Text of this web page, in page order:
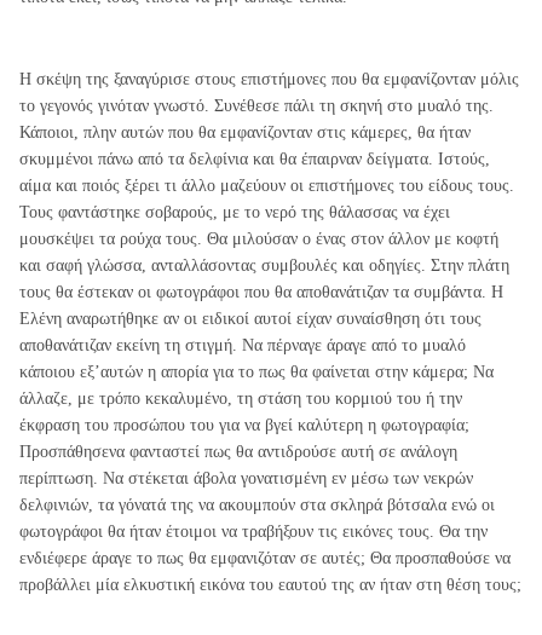
Η σκέψη της ξαναγύρισε στους επιστήμονες που θα εμφανίζονταν μόλις
το γεγονός γινόταν γνωστό. Συνέθεσε πάλι τη σκηνή στο μυαλό της.
Κάποιοι, πλην αυτών που θα εμφανίζονταν στις κάμερες, θα ήταν
σκυμμένοι πάνω από τα δελφίνια και θα έπαιρναν δείγματα. Ιστούς,
αίμα και ποιός ξέρει τι άλλο μαζεύουν οι επιστήμονες του είδους τους.
Τους φαντάστηκε σοβαρούς, με το νερό της θάλασσας να έχει
μουσκέψει τα ρούχα τους. Θα μιλούσαν ο ένας στον άλλον με κοφτή
και σαφή γλώσσα, ανταλλάσοντας συμβουλές και οδηγίες. Στην πλάτη
τους θα έστεκαν οι φωτογράφοι που θα αποθανάτιζαν τα συμβάντα. Η
Ελένη αναρωτήθηκε αν οι ειδικοί αυτοί είχαν συναίσθηση ότι τους
αποθανάτιζαν εκείνη τη στιγμή. Να πέρναγε άραγε από το μυαλό
κάποιου εξ’αυτών η απορία για το πως θα φαίνεται στην κάμερα; Να
άλλαζε, με τρόπο κεκαλυμένο, τη στάση του κορμιού του ή την
έκφραση του προσώπου του για να βγεί καλύτερη η φωτογραφία;
Προσπάθησενα φανταστεί πως θα αντιδρούσε αυτή σε ανάλογη
περίπτωση. Να στέκεται άβολα γονατισμένη εν μέσω των νεκρών
δελφινιών, τα γόνατά της να ακουμπούν στα σκληρά βότσαλα ενώ οι
φωτογράφοι θα ήταν έτοιμοι να τραβήξουν τις εικόνες τους. Θα την
ενδιέφερε άραγε το πως θα εμφανιζόταν σε αυτές; Θα προσπαθούσε να
προβάλλει μία ελκυστική εικόνα του εαυτού της αν ήταν στη θέση τους;